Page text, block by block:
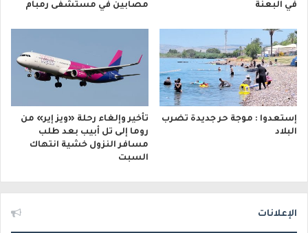
في البعنة
مصابين في مستشفى رمبام
إستعدوا : موجة حر جديدة تضرب
البلاد
تأخير وإلغاء رحلة «ويز إير» من
روما إلى تل أبيب بعد طلب
مسافر النزول خشية انتهاك
السبت
الإعلانات